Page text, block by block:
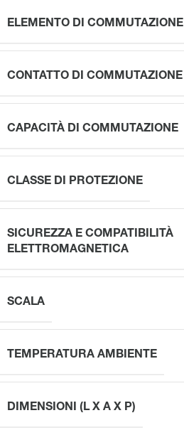
ELEMENTO DI COMMUTAZIONE
CONTATTO DI COMMUTAZIONE
CAPACITÀ DI COMMUTAZIONE
CLASSE DI PROTEZIONE
SICUREZZA E COMPATIBILITÀ
ELETTROMAGNETICA
SCALA
TEMPERATURA AMBIENTE
DIMENSIONI (L X A X P)